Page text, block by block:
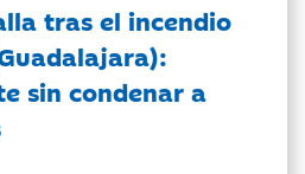
tras el incendio
sin condenar a